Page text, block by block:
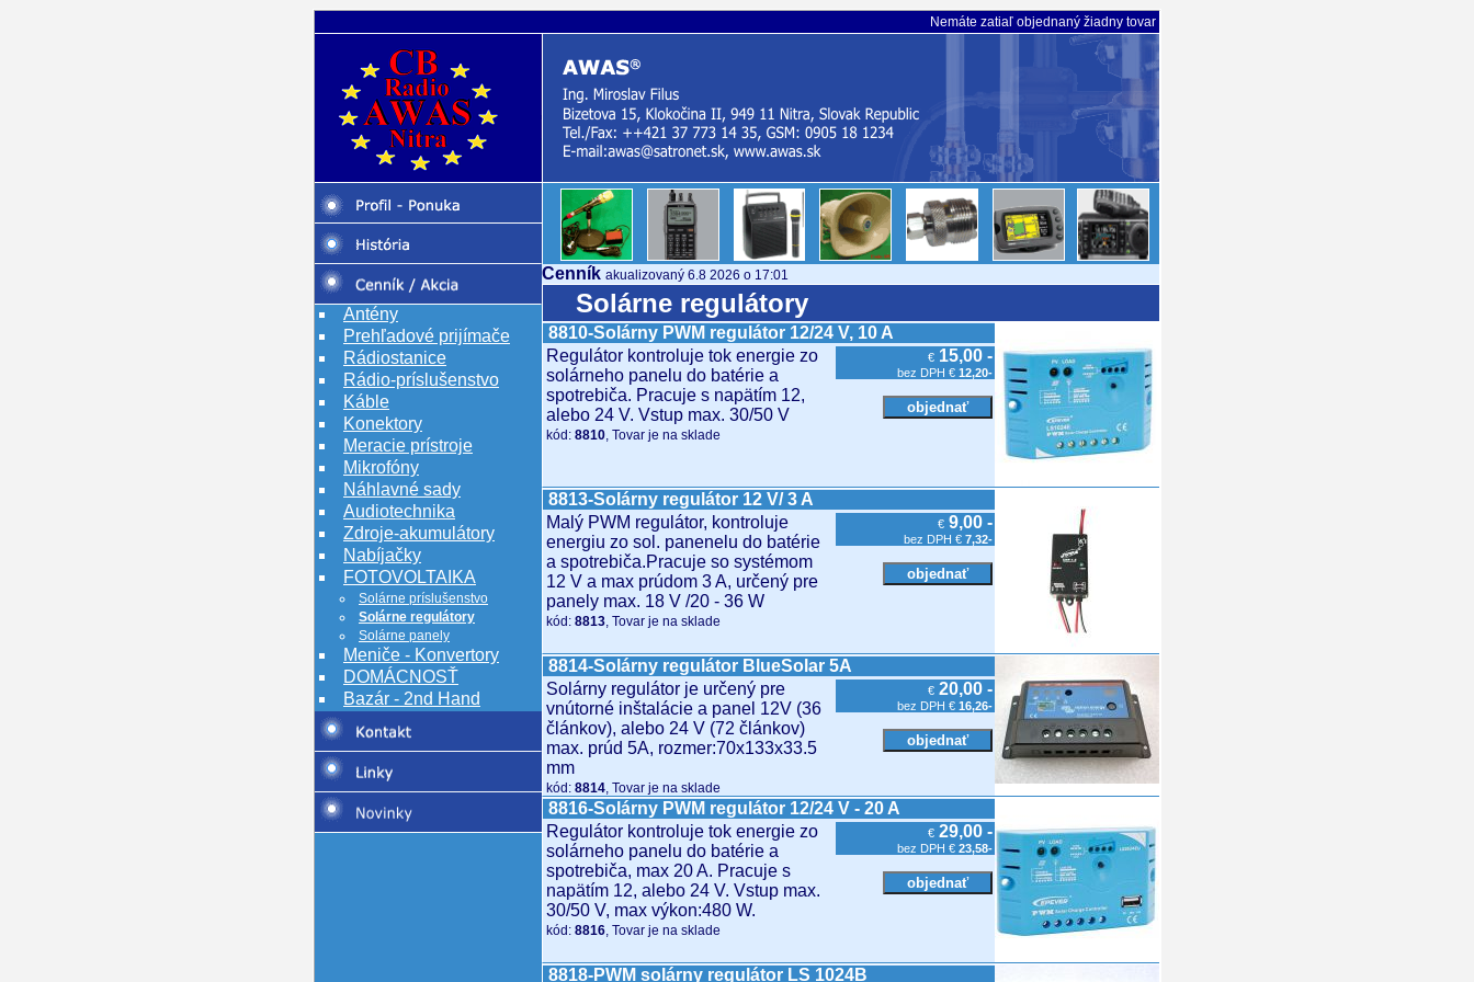
Nemáte zatiaľ objednaný žiadny tovar
Antény
Prehľadové prijímače
Rádiostanice
Rádio-príslušenstvo
Káble
Konektory
Meracie prístroje
Mikrofóny
Náhlavné sady
Audiotechnika
Zdroje-akumulátory
Nabíjačky
FOTOVOLTAIKA
Solárne príslušenstvo
Solárne regulátory
Solárne panely
Meniče - Konvertory
DOMÁCNOSŤ
Bazár - 2nd Hand
Cenník akualizovaný 6.8 2026 o 17:01
Solárne regulátory
8810-Solárny PWM regulátor 12/24 V, 10 A
Regulátor kontroluje tok energie zo
solárneho panelu do batérie a
spotrebiča. Pracuje s napätím 12,
alebo 24 V. Vstup max. 30/50 V
kód: 8810, Tovar je na sklade
€ 15,00 -
bez DPH € 12,20-
8813-Solárny regulátor 12 V/ 3 A
Malý PWM regulátor, kontroluje
energiu zo sol. panenelu do batérie
a spotrebiča.Pracuje so systémom
12 V a max prúdom 3 A, určený pre
panely max. 18 V /20 - 36 W
kód: 8813, Tovar je na sklade
€ 9,00 -
bez DPH € 7,32-
8814-Solárny regulátor BlueSolar 5A
Solárny regulátor je určený pre
vnútorné inštalácie a panel 12V (36
článkov), alebo 24 V (72 článkov)
max. prúd 5A, rozmer:70x133x33.5
mm
kód: 8814, Tovar je na sklade
€ 20,00 -
bez DPH € 16,26-
8816-Solárny PWM regulátor 12/24 V - 20 A
Regulátor kontroluje tok energie zo
solárneho panelu do batérie a
spotrebiča, max 20 A. Pracuje s
napätím 12, alebo 24 V. Vstup max.
30/50 V, max výkon:480 W.
kód: 8816, Tovar je na sklade
€ 29,00 -
bez DPH € 23,58-
8818-PWM solárny regulátor LS 1024B